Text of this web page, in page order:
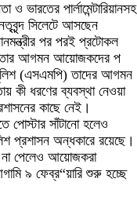
ভারতের পার্লামেন্টারিয়ানসহ
সিলেটে আসছেন
পর পরই প্রটোকল
আগমন আয়োজকদের প
(এসএমপি) তাদের আগমন
কী ধরণের ব্যবস্থা নেওয়া
কাছে নেই।
পোস্টার সাঁটানো হলেও
প্রশাসন অন্ধকারে রয়েছে।
পেলেও আয়োজকরা
৯ ফেব্র“য়ারি শুরু হচ্ছে